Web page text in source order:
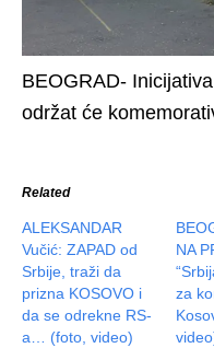
BEOGRAD-
održat će
Related
ALEKSANDAR
Vučić: ZAPAD od
Srbije, traži da
prizna KOSOVO i
da se odrekne RS-
a… (foto, video)
NA
za